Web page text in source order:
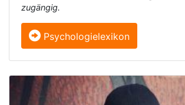
zugängig.
Psychologielexikon